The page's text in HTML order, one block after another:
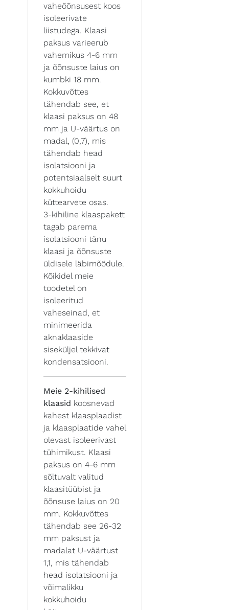
vaheõõnsusest koos
isoleerivate
liistudega. Klaasi
paksus varieerub
vahemikus 4-6 mm
ja õõnsuste laius on
kumbki 18 mm.
Kokkuvõttes
tähendab see, et
klaasi paksus on 48
mm ja U-väärtus on
madal, (0,7), mis
tähendab head
isolatsiooni ja
potentsiaalselt suurt
kokkuhoidu
küttearvete osas.
3-kihiline klaaspakett
tagab parema
isolatsiooni tänu
klaasi ja õõnsuste
üldisele läbimõõdule.
Kõikidel meie
toodetel on
isoleeritud
vaheseinad, et
minimeerida
aknaklaaside
siseküljel tekkivat
kondensatsiooni.
Meie 2-kihilised
klaasid koosnevad
kahest klaasplaadist
ja klaasplaatide vahel
olevast isoleerivast
tühimikust. Klaasi
paksus on 4-6 mm
sõltuvalt valitud
klaasitüübist ja
õõnsuse laius on 20
mm. Kokkuvõttes
tähendab see 26-32
mm paksust ja
madalat U-väärtust
1,1, mis tähendab
head isolatsiooni ja
võimalikku
kokkuhoidu